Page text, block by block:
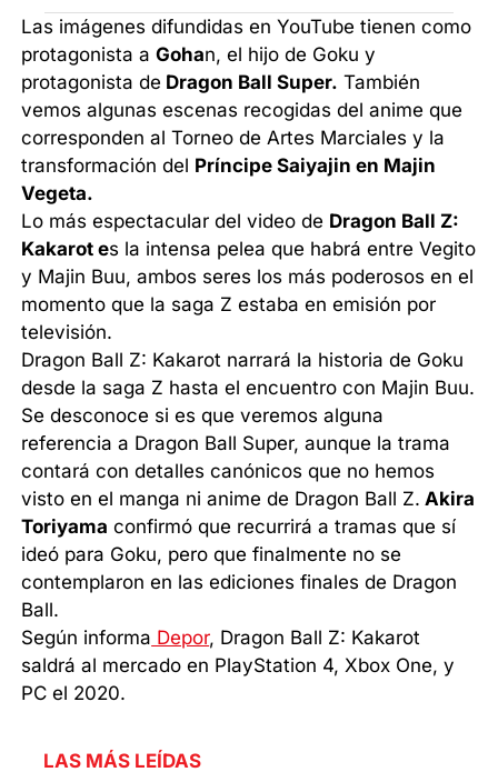
Las imágenes difundidas en YouTube tienen como
protagonista aGohan, el hijo de Goku y
protagonista de Dragon Ball Super. También
vemos algunas escenas recogidas del anime que
corresponden al Torneo de Artes Marciales y la
transformación del Príncipe Saiyajin en Majin
Vegeta.
Lo más espectacular del video de Dragon Ball Z:
Kakarot es la intensa pelea que habrá entre Vegito
y Majin Buu, ambos seres los más poderosos en el
momento que la saga Z estaba en emisión por
televisión.
Dragon Ball Z: Kakarot narrará la historia de Goku
desde la saga Z hasta el encuentro con Majin Buu.
Se desconoce si es que veremos alguna
referencia a Dragon Ball Super, aunque la trama
contará con detalles canónicos que no hemos
visto en el manga ni anime de Dragon Ball Z. Akira
Toriyama confirmó que recurrirá a tramas que sí
ideó para Goku, pero que finalmente no se
contemplaron en las ediciones finales de Dragon
Ball.
Según informa Depor, Dragon Ball Z: Kakarot
saldrá al mercado en PlayStation 4, Xbox One, y
PC el 2020.
LAS MÁS LEÍDAS